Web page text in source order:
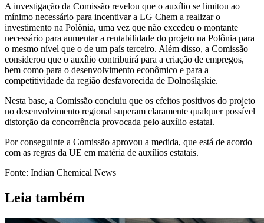
A investigação da Comissão revelou que o auxílio se limitou ao
mínimo necessário para incentivar a LG Chem a realizar o
investimento na Polônia, uma vez que não excedeu o montante
necessário para aumentar a rentabilidade do projeto na Polônia para
o mesmo nível que o de um país terceiro. Além disso, a Comissão
considerou que o auxílio contribuirá para a criação de empregos,
bem como para o desenvolvimento econômico e para a
competitividade da região desfavorecida de Dolnośląskie.
Nesta base, a Comissão concluiu que os efeitos positivos do projeto
no desenvolvimento regional superam claramente qualquer possível
distorção da concorrência provocada pelo auxílio estatal.
Por conseguinte a Comissão aprovou a medida, que está de acordo
com as regras da UE em matéria de auxílios estatais.
Fonte: Indian Chemical News
Leia também